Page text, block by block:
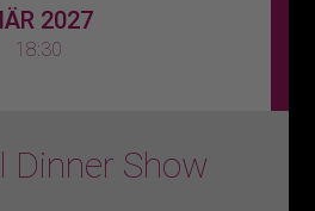
2027
18:30
Dinner Show